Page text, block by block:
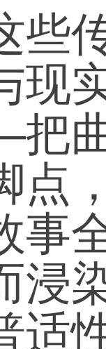
传
现
曲
点
事
浸
适